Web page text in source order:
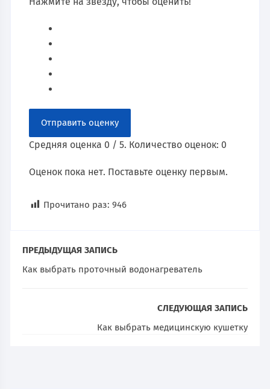
Отправить оценку
Средняя оценка 0 / 5. Количество оценок: 0
Оценок пока нет. Поставьте оценку первым.
Прочитано раз: 946
ПРЕДЫДУЩАЯ ЗАПИСЬ
Как выбрать проточный водонагреватель
СЛЕДУЮЩАЯ ЗАПИСЬ
Как выбрать медицинскую кушетку